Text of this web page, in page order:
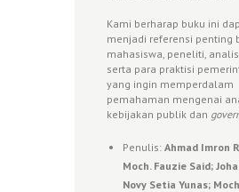
Kami berharap buku ini
menjadi referensi penting
mahasiswa, peneliti,
serta para praktisi
yang ingin memperdalam
pemahaman mengenai
kebijakan publik dan
Penulis: Ahmad Imron
Moch. Fauzie Said;
Novy Setia Yunas;